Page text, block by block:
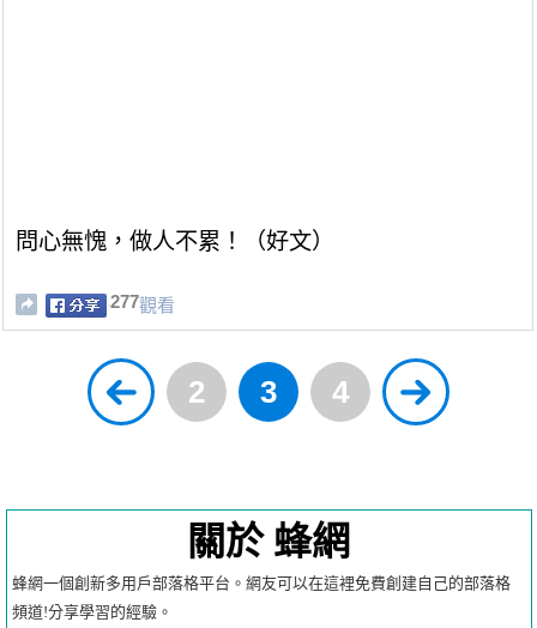
問心無愧，做人不累！（好文）
277觀看
2 3 4
關於 蜂網
蜂網一個創新多用戶部落格平台。網友可以在這裡免費創建自己的部落格
頻道!分享學習的經驗。